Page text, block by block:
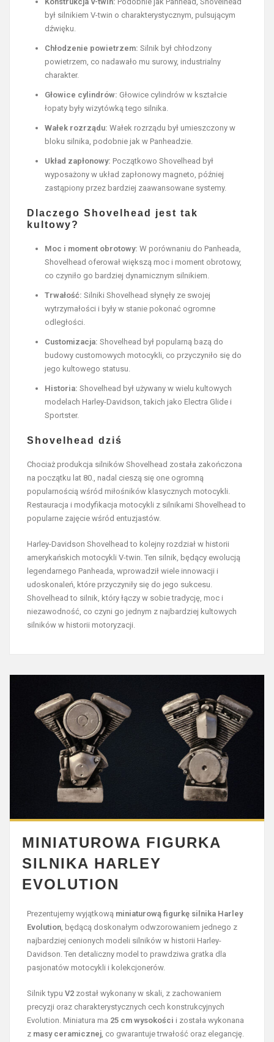
był silnikiem V-twin o charakterystycznym, pulsującym
dźwięku.
Chłodzenie powietrzem: Silnik był chłodzony
powietrzem, co nadawało mu surowy, industrialny
charakter.
Głowice cylindrów: Głowice cylindrów w kształcie
łopaty były wizytówką tego silnika.
Wałek rozrządu: Wałek rozrządu był umieszczony w
bloku silnika, podobnie jak w Panheadzie.
Układ zapłonowy: Początkowo Shovelhead był
wyposażony w układ zapłonowy magneto, później
zastąpiony przez bardziej zaawansowane systemy.
Dlaczego Shovelhead jest tak
kultowy?
Moc i moment obrotowy: W porównaniu do Panheada,
Shovelhead oferował większą moc i moment obrotowy,
co czyniło go bardziej dynamicznym silnikiem.
Trwałość: Silniki Shovelhead słynęły ze swojej
wytrzymałości i były w stanie pokonać ogromne
odległości.
Customizacja: Shovelhead był popularną bazą do
budowy customowych motocykli, co przyczyniło się do
jego kultowego statusu.
Historia: Shovelhead był używany w wielu kultowych
modelach Harley-Davidson, takich jako Electra Glide i
Sportster.
Shovelhead dziś
Chociaż produkcja silników Shovelhead została zakończona
na początku lat 80., nadal cieszą się one ogromną
popularnością wśród miłośników klasycznych motocykli.
Restauracja i modyfikacja motocykli z silnikami Shovelhead to
popularne zajęcie wśród entuzjastów.
Harley-Davidson Shovelhead to kolejny rozdział w historii
amerykańskich motocykli V-twin. Ten silnik, będący ewolucją
legendarnego Panheada, wprowadził wiele innowacji i
udoskonaleń, które przyczyniły się do jego sukcesu.
Shovelhead to silnik, który łączy w sobie tradycję, moc i
niezawodność, co czyni go jednym z najbardziej kultowych
silników w historii motoryzacji.
MINIATUROWA FIGURKA
SILNIKA HARLEY
EVOLUTION
Prezentujemy wyjątkową miniaturową figurkę silnika Harley
Evolution, będącą doskonałym odwzorowaniem jednego z
najbardziej cenionych modeli silników w historii Harley-
Davidson. Ten detaliczny model to prawdziwa gratka dla
pasjonatów motocykli i kolekcjonerów.
Silnik typu V2został wykonany w skali, z zachowaniem
precyzji oraz charakterystycznych cech konstrukcyjnych
Evolution. Miniatura ma 25 cm wysokości i została wykonana
z masy ceramicznej, co gwarantuje trwałość oraz elegancję.